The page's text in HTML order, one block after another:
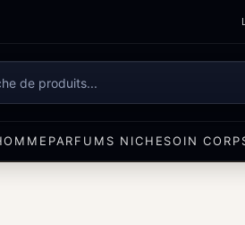
PARFUMS NICHESOIN